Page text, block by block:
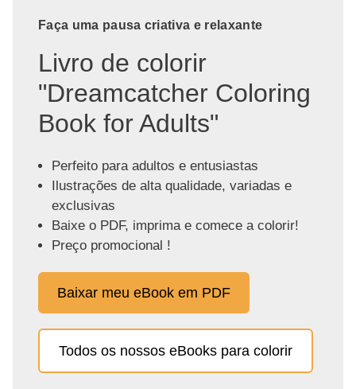
Faça uma pausa criativa e relaxante
Livro de colorir
"Dreamcatcher Coloring
Book for Adults"
Perfeito para adultos e entusiastas
Ilustrações de alta qualidade, variadas e
exclusivas
Baixe o PDF, imprima e comece a colorir!
Preço promocional !
Baixar meu eBook em PDF
Todos os nossos eBooks para colorir